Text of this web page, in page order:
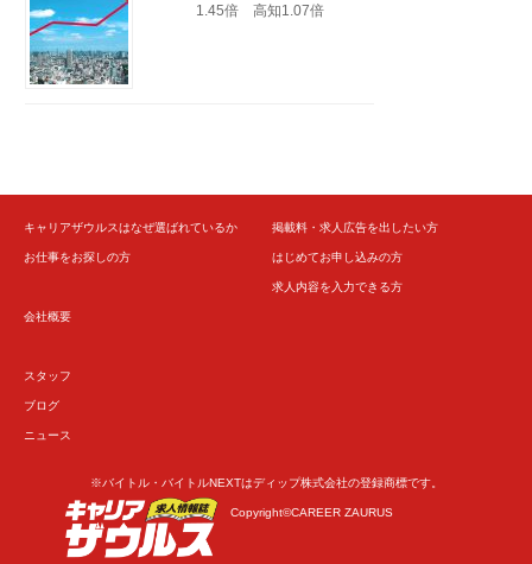
1.45倍 高知1.07倍
キャリアザウルスはなぜ選ばれているか
お仕事をお探しの方
掲載料・求人広告を出したい方
はじめてお申し込みの方
求人内容を入力できる方
会社概要
スタッフ
ブログ
ニュース
※バイトル・バイトルNEXTはディップ株式会社の登録商標です。
Copyright©CAREER ZAURUS